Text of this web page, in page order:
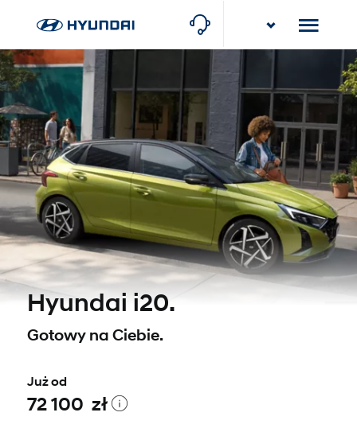
Stawowy Group
Bielsko-Biała, ul. Czarna 22
Stawowy Group
Częstochowa-Poczesna, ul. Krakowska 8
Hyundai i20.
Gotowy na Ciebie.
Już od
72 100 zł